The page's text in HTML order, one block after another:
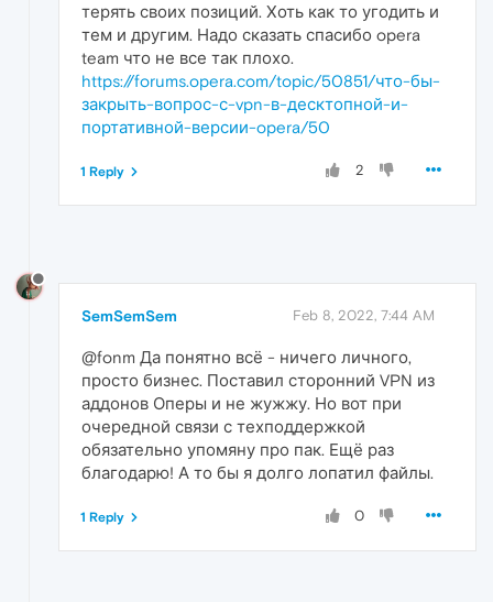
терять своих позиций. Хоть как то угодить и
тем и другим. Надо сказать спасибо opera
team что не все так плохо.
https://forums.opera.com/topic/50851/что-бы-
закрыть-вопрос-с-vpn-в-десктопной-и-
портативной-версии-opera/50
2
1 Reply
SemSemSem Feb 8, 2022, 7:44 AM
@fonm Да понятно всё - ничего личного,
просто бизнес. Поставил сторонний VPN из
аддонов Оперы и не жужжу. Но вот при
очередной связи с техподдержкой
обязательно упомяну про пак. Ещё раз
благодарю! А то бы я долго лопатил файлы.
0
1 Reply